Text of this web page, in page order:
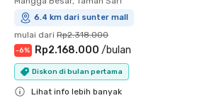
6.4 km dari sunter mall
mulai dari Rp2.318.000
-6% Rp2.168.000 /bulan
Diskon di bulan pertama
Lihat info lebih banyak